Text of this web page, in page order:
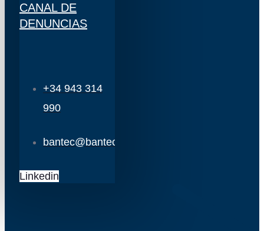
CANAL DE
DENUNCIAS
+34 943 314
990
bantec@bantec.es
Linkedin